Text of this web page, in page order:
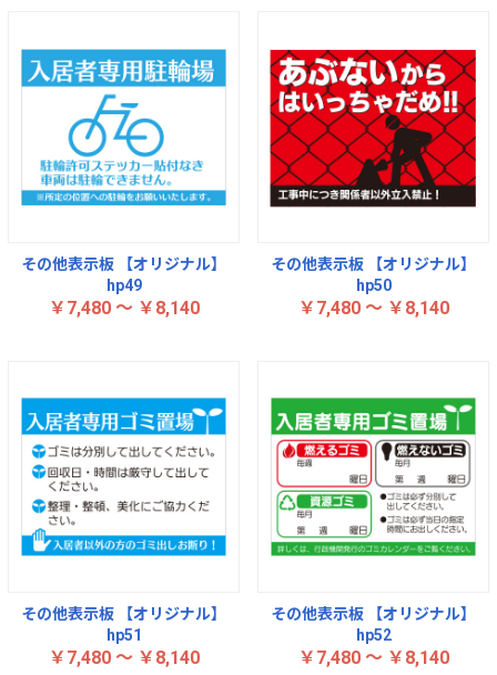
その他表示板 【オリジナル】
hp49
￥7,480 ～ ￥8,140
その他表示板 【オリジナル】
hp50
￥7,480 ～ ￥8,140
その他表示板 【オリジナル】
hp51
￥7,480 ～ ￥8,140
その他表示板 【オリジナル】
hp52
￥7,480 ～ ￥8,140